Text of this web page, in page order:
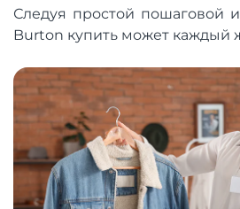
Следуя простой пошаговой
Burton купить может каждый